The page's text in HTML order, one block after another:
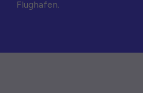
Flughafen.